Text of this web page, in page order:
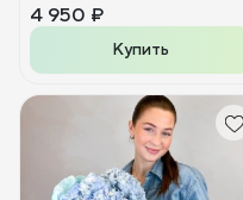
4 950 ₽
Купить